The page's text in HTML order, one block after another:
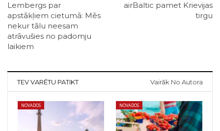
Lembergs par
apstākļiem cietumā: Mēs
nekur tālu neesam
atrāvušies no padomju
laikiem
airBaltic pamet Krievijas
tirgu
TEV VARĒTU PATIKT Vairāk No Autora
NOVADOS NOVADOS